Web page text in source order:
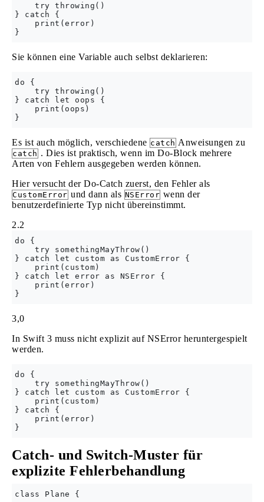
    try throwing()
} catch {
    print(error)
Sie können eine Variable auch selbst deklarieren:
do {
    try throwing()
} catch let oops {
    print(oops)
Es ist auch möglich, verschiedene catch Anweisungen zu
catch . Dies ist praktisch, wenn im Do-Block mehrere
Arten von Fehlern ausgegeben werden können.
Hier versucht der Do-Catch zuerst, den Fehler als
CustomError und dann als NSError wenn der
benutzerdefinierte Typ nicht übereinstimmt.
2.2
do {
    try somethingMayThrow()
} catch let custom as CustomError {
    print(custom)
} catch let error as NSError {
    print(error)
3,0
In Swift 3 muss nicht explizit auf NSError heruntergespielt
werden.
do {
    try somethingMayThrow()
} catch let custom as CustomError {
    print(custom)
} catch {
    print(error)
Catch- und Switch-Muster für
explizite Fehlerbehandlung
class Plane {